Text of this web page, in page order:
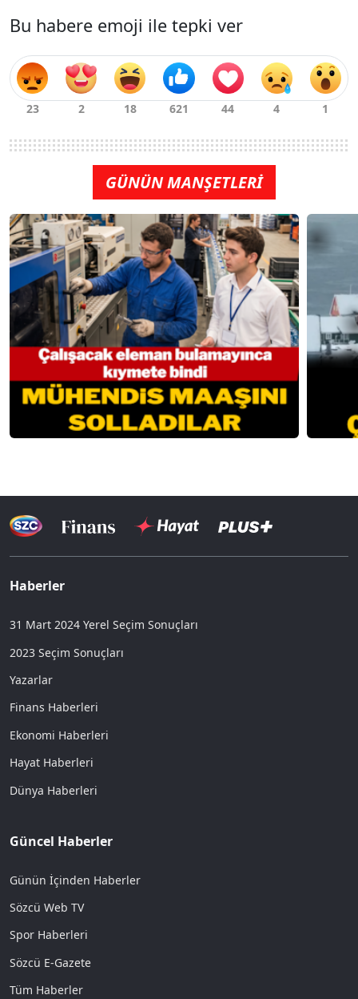
Bu habere emoji ile tepki ver
GÜNÜN MANŞETLERİ
Haberler
31 Mart 2024 Yerel Seçim Sonuçları
2023 Seçim Sonuçları
Yazarlar
Finans Haberleri
Ekonomi Haberleri
Hayat Haberleri
Dünya Haberleri
Güncel Haberler
Günün İçinden Haberler
Sözcü Web TV
Spor Haberleri
Sözcü E-Gazete
Tüm Haberler